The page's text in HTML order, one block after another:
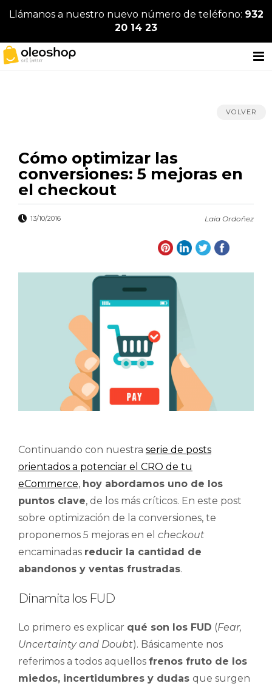
Llámanos a nuestro nuevo número de teléfono: 932
20 14 23
VOLVER
Cómo optimizar las
conversiones: 5 mejoras en
el checkout
Laia Ordoñez
13/10/2016
Continuando con nuestra serie de posts
orientados a potenciar el CRO de tu
eCommerce, hoy abordamos uno de los
puntos clave, de los más críticos. En este post
sobre optimización de la conversiones, te
proponemos 5 mejoras en el checkout
encaminadas reducir la cantidad de
abandonos y ventas frustradas.
Dinamita los FUD
Lo primero es explicar qué son los FUD (Fear,
Uncertainty and Doubt). Básicamente nos
referimos a todos aquellos frenos fruto de los
miedos, incertidumbres y dudas que surgen